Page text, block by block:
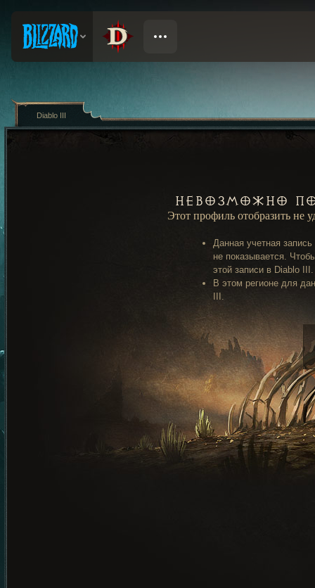
Невозможно
Этот профиль отобразить
Данная учетная
не показывается.
этой записи в Diablo III.
В этом регионе для
III.
Diablo III